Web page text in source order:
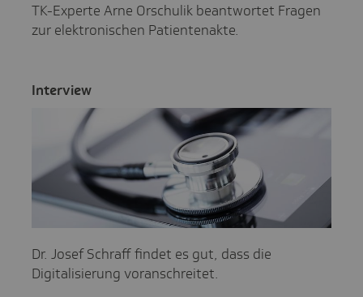
TK-Experte Arne Orschulik beantwortet Fragen
zur elektronischen Patientenakte.
Inter­view
Dr. Josef Schraff findet es gut, dass die
Digitalisierung voranschreitet.